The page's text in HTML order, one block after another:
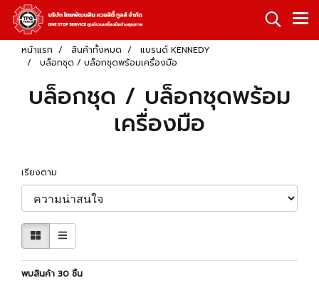
หน้าแรก สินค้าทั้งหมด
แบรนด์ KENNEDY
บล็อกชุด / บล็อกชุดพร้อมเครื่องมือ
บล็อกชุด / บล็อกชุดพร้อม
เครื่องมือ
เรียงตาม
พบสินค้า 30 ชิ้น